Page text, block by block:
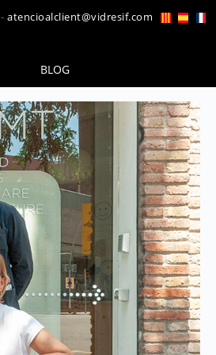
-atencioalclient@vidresif.com
BLOG